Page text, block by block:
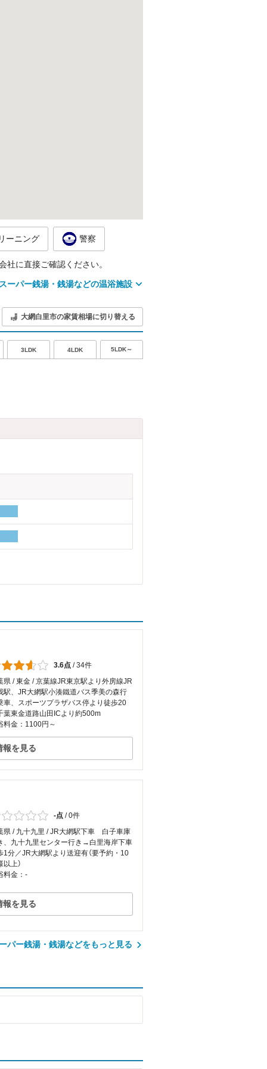
ーニング 警察
に直接ご確認ください。
ーパー銭湯・銭湯などの温浴施設
大網白里市の家賃相場に切り替える
3LDK 4LDK 5LDK～
3.6点 /34件
県 / 東金 / 京葉線JR東京駅より外房線JR
駅、JR大網駅小湊鐵道バス季美の森行
車、スポーツプラザバス停より徒歩20
葉東金道路山田ICより約500m
料金：1100円～
報を見る
-点 /0件
県 / 九十九里 / JR大網駅下車 白子車庫
、九十九里センター行き→白里海岸下車
1分／JR大網駅より送迎有（要予約・10
以上）
料金：-
報を見る
パー銭湯・銭湯などをもっと見る